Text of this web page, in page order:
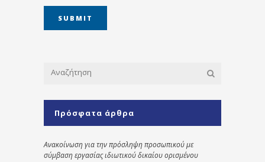
Πρόσφατα άρθρα
Ανακοίνωση για την πρόσληψη προσωπικού με
σύμβαση εργασίας ιδιωτικού δικαίου ορισμένου